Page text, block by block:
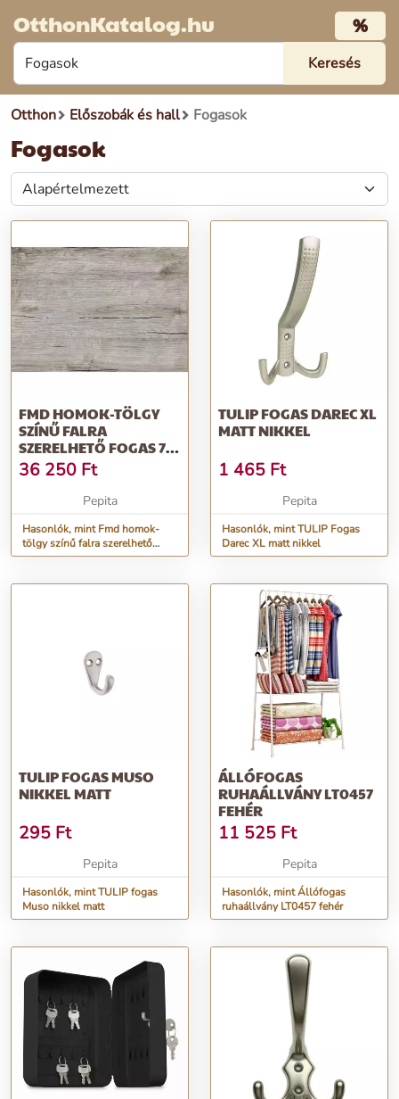
OtthonKatalog.hu %
Otthon Előszobák és hall Fogasok
Fogasok
FMD HOMOK-TÖLGY
SZÍNŰ FALRA
SZERELHETŐ FOGAS 72
X 29,3 X 34,5 CM
36 250 Ft
Pepita
Hasonlók, mint Fmd homok-
tölgy színű falra szerelhető
fogas 72 x 29,3 x 34,5 cm
TULIP FOGAS DAREC XL
MATT NIKKEL
1 465 Ft
Pepita
Hasonlók, mint TULIP Fogas
Darec XL matt nikkel
TULIP FOGAS MUSO
NIKKEL MATT
295 Ft
Pepita
Hasonlók, mint TULIP fogas
Muso nikkel matt
ÁLLÓFOGAS
RUHAÁLLVÁNY LT0457
FEHÉR
11 525 Ft
Pepita
Hasonlók, mint Állófogas
ruhaállvány LT0457 fehér